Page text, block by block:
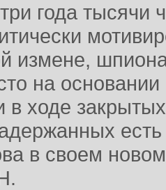
года тысячи
измене,
на
в ходе
в своем